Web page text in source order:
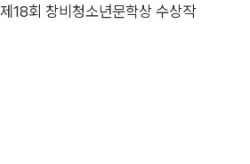
18회 창비청소년문학상 수상작